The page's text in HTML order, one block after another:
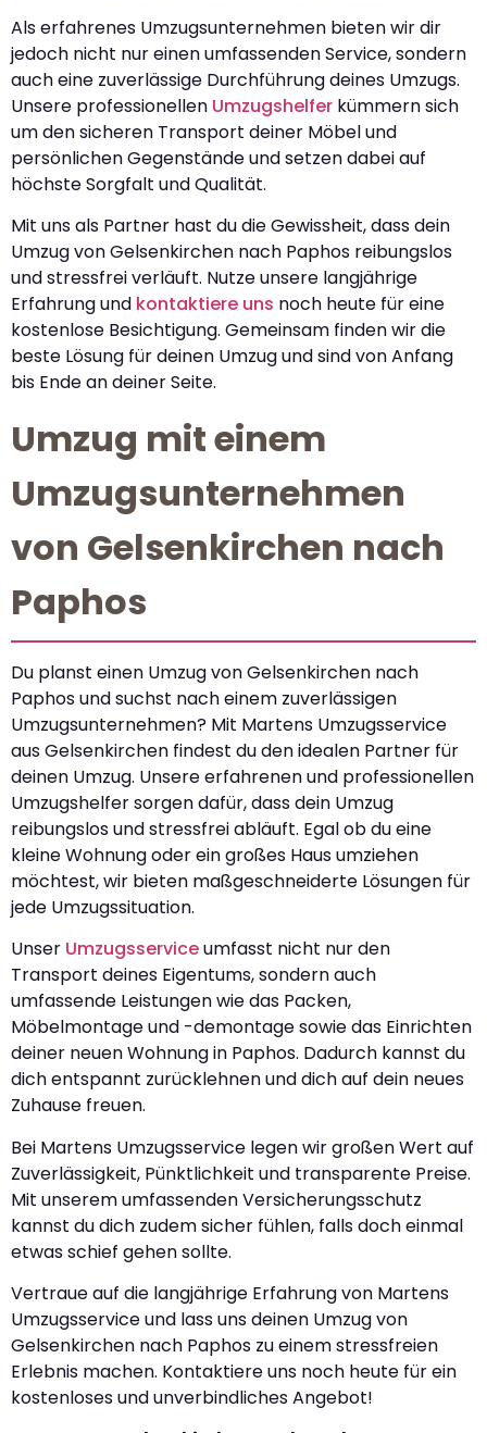
Als erfahrenes Umzugsunternehmen bieten wir dir
jedoch nicht nur einen umfassenden Service, sondern
auch eine zuverlässige Durchführung deines Umzugs.
Unsere professionellen Umzugshelfer kümmern sich
um den sicheren Transport deiner Möbel und
persönlichen Gegenstände und setzen dabei auf
höchste Sorgfalt und Qualität.
Mit uns als Partner hast du die Gewissheit, dass dein
Umzug von Gelsenkirchen nach Paphos reibungslos
und stressfrei verläuft. Nutze unsere langjährige
Erfahrung und kontaktiere uns noch heute für eine
kostenlose Besichtigung. Gemeinsam finden wir die
beste Lösung für deinen Umzug und sind von Anfang
bis Ende an deiner Seite.
Umzug mit einem
Umzugsunternehmen
von Gelsenkirchen nach
Paphos
Du planst einen Umzug von Gelsenkirchen nach
Paphos und suchst nach einem zuverlässigen
Umzugsunternehmen? Mit Martens Umzugsservice
aus Gelsenkirchen findest du den idealen Partner für
deinen Umzug. Unsere erfahrenen und professionellen
Umzugshelfer sorgen dafür, dass dein Umzug
reibungslos und stressfrei abläuft. Egal ob du eine
kleine Wohnung oder ein großes Haus umziehen
möchtest, wir bieten maßgeschneiderte Lösungen für
jede Umzugssituation.
Unser Umzugsserviceumfasst nicht nur den
Transport deines Eigentums, sondern auch
umfassende Leistungen wie das Packen,
Möbelmontage und -demontage sowie das Einrichten
deiner neuen Wohnung in Paphos. Dadurch kannst du
dich entspannt zurücklehnen und dich auf dein neues
Zuhause freuen.
Bei Martens Umzugsservice legen wir großen Wert auf
Zuverlässigkeit, Pünktlichkeit und transparente Preise.
Mit unserem umfassenden Versicherungsschutz
kannst du dich zudem sicher fühlen, falls doch einmal
etwas schief gehen sollte.
Vertraue auf die langjährige Erfahrung von Martens
Umzugsservice und lass uns deinen Umzug von
Gelsenkirchen nach Paphos zu einem stressfreien
Erlebnis machen. Kontaktiere uns noch heute für ein
kostenloses und unverbindliches Angebot!